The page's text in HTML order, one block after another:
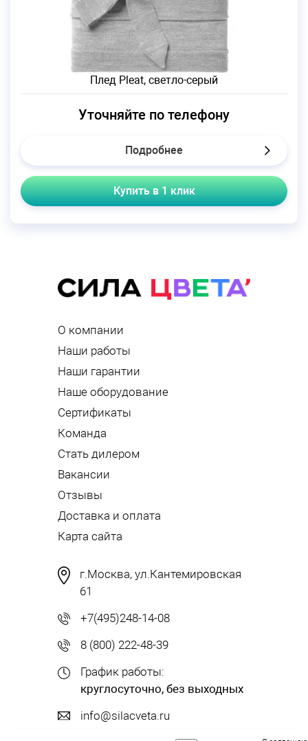
Плед Pleat, светло-серый
Уточняйте по телефону
Подробнее
Купить в 1 клик
О компании
Наши работы
Наши гарантии
Наше оборудование
Сертификаты
Команда
Стать дилером
Вакансии
Отзывы
Доставка и оплата
Карта сайта
г.Москва, ул.Кантемировская
61
+7(495)248-14-08
8 (800) 222-48-39
График работы:
круглосуточно, без выходных
info@silacveta.ru